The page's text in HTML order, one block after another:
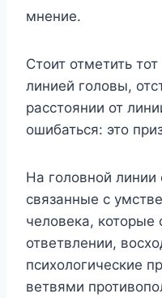
мнение.
Стоит отметить
линией головы,
расстоянии от
ошибаться: это
На головной
связанные с
человека,
ответвлении,
психологические
ветвями